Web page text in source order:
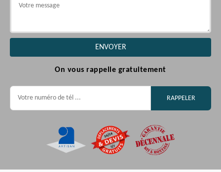
On vous rappelle gratuitement